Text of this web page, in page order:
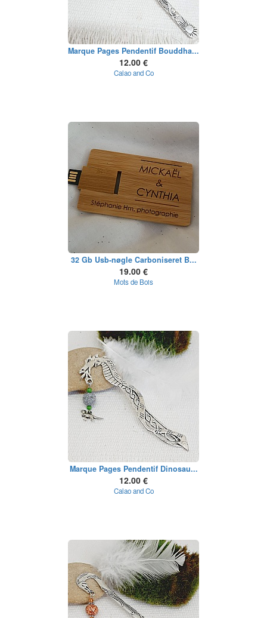
Marque Pages Pendentif Bouddha...
12.00 €
Calao and Co
32 Gb Usb-nøgle Carboniseret B...
19.00 €
Mots de Bois
Marque Pages Pendentif Dinosau...
12.00 €
Calao and Co